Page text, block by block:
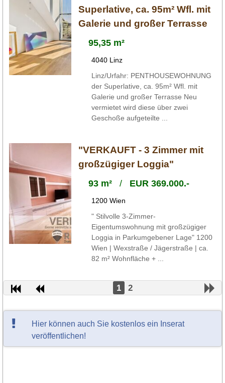
Superlative, ca. 95m² Wfl. mit
Galerie und großer Terrasse
95,35 m²
4040 Linz
Linz/Urfahr: PENTHOUSEWOHNUNG
der Superlative, ca. 95m² Wfl. mit
Galerie und großer Terrasse Neu
vermietet wird diese über zwei
Geschoße aufgeteilte ...
"VERKAUFT - 3 Zimmer mit
großzügiger Loggia"
93 m²/ EUR 369.000.-
1200 Wien
" Stilvolle 3-Zimmer-
Eigentumswohnung mit großzügiger
Loggia in Parkumgebener Lage" 1200
Wien | Wexstraße / Jägerstraße | ca.
82 m² Wohnfläche + ...
1 2
Hier können auch Sie kostenlos ein Inserat
veröffentlichen!